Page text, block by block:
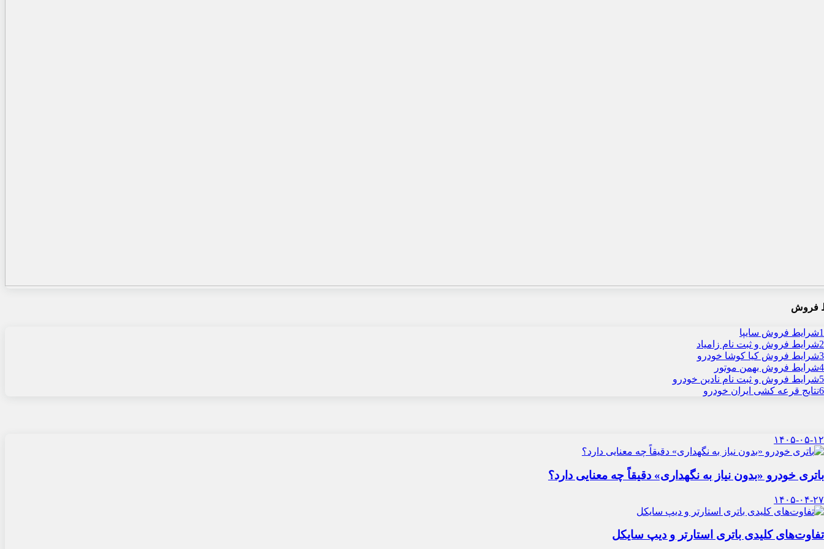
فروش
1شرایط فروش سایپا
2شرایط فروش و ثبت نام زامیاد
3شرایط فروش کیا کوشا خودرو
4شرایط فروش بهمن موتور
5شرایط فروش و ثبت نام نادین خودرو
6نتایج قرعه کشی ایران خودرو
۱۴۰۵-۰۵-۱۲
باتری خودرو «بدون نیاز به نگهداری» دقیقاً چه معنایی دارد؟
۱۴۰۵-۰۴-۲۷
تفاوت‌های کلیدی باتری استارتر و دیپ سایکل